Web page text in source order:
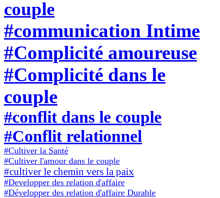
couple
#communication Intime
#Complicité amoureuse
#Complicité dans le
couple
#conflit dans le couple
#Conflit relationnel
#Cultiver la Santé
#Cultiver l'amour dans le couple
#cultiver le chemin vers la paix
#Developper des relation d'affaire
#Développer des relation d'affaire Durable